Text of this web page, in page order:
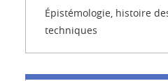
Épistémologie, histoire
techniques